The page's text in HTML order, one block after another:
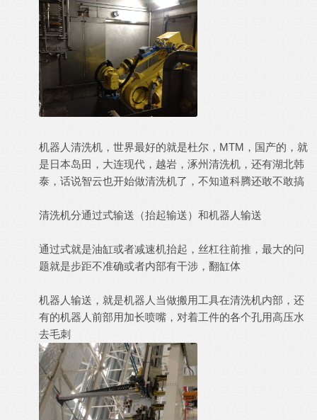
机器人清洗机，世界最好的就是杜尔，MTM，国产的，就
是日本岛田，大连现代，越岩，涿州清洗机，还有湖北韩
泰，话说智云也开始做清洗机了，不知道科腾还敢不敢搞
清洗机分通过式输送（抬起输送）和机器人输送
通过式就是油缸或者减速机抬起，丝杠往前推，最大的问
题就是步距不准确或者内部有干涉，翻缸体
机器人输送，就是机器人当做搬用工具在清洗机内部，还
有的机器人前部用加长喷嘴，对着工件的各个孔用高压水
去毛刺